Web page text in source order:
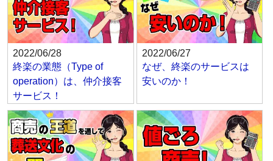
2022/06/28
終楽の業態（Type of
operation）は、仲介接客
サービス！
2022/06/27
なぜ、終楽のサービスは
安いのか！